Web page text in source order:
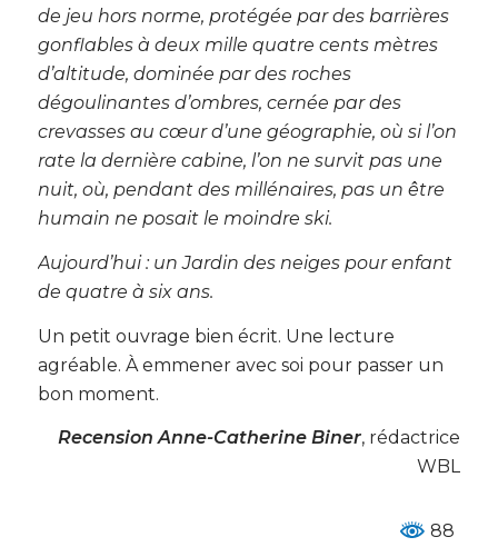
de jeu hors norme, protégée par des barrières
gonflables à deux mille quatre cents mètres
d’altitude, dominée par des roches
dégoulinantes d’ombres, cernée par des
crevasses au cœur d’une géographie, où si l’on
rate la dernière cabine, l’on ne survit pas une
nuit, où, pendant des millénaires, pas un être
humain ne posait le moindre ski.
Aujourd’hui : un Jardin des neiges pour enfant
de quatre à six ans.
Un petit ouvrage bien écrit. Une lecture
agréable. À emmener avec soi pour passer un
bon moment.
Recension Anne-Catherine Biner, rédactrice
WBL
88